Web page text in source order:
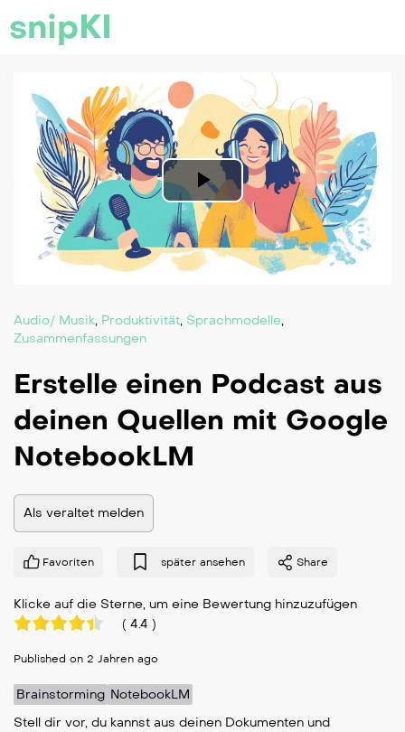
snipKI
Play
Video
Audio/ Musik, Produktivität, Sprachmodelle,
Zusammenfassungen
Erstelle einen Podcast aus
deinen Quellen mit Google
NotebookLM
Als veraltet melden
Favoriten später ansehen Share
Klicke auf die Sterne, um eine Bewertung hinzuzufügen
( 4.4 )
Published on 2 Jahren ago
Brainstorming NotebookLM
Stell dir vor, du kannst aus deinen Dokumenten und